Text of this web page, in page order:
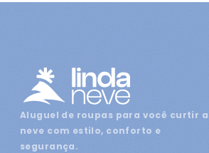
Aluguel de roupas para você curtir a
neve com estilo, conforto e
segurança.